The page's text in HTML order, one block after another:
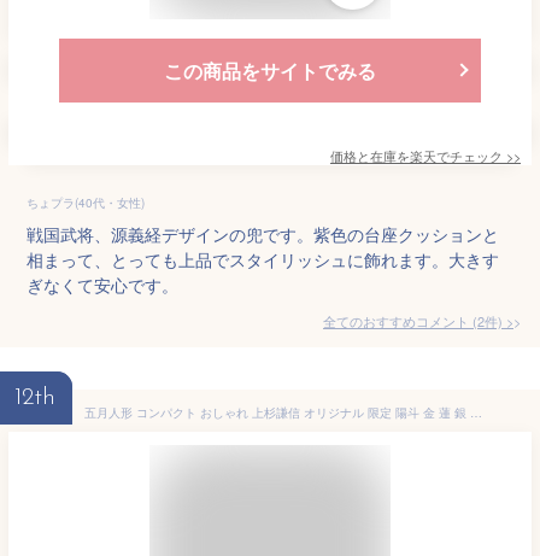
この商品をサイトでみる
価格と在庫を楽天でチェック >>
ちょプラ(40代・女性)
戦国武将、源義経デザインの兜です。紫色の台座クッションと
相まって、とっても上品でスタイリッシュに飾れます。大きす
ぎなくて安心です。
全てのおすすめコメント (2件) >
12th
五月人形 コンパクト おしゃれ 上杉謙信 オリジナル 限定 陽斗 金 蓮 銀 翔 上杉兜 アクリル ケース 12号 初節句 お祝い 子供の日 兜 デザイン 豪華 本格 松本人形 5月人形 おすすめ 端午の節句 兜飾 S